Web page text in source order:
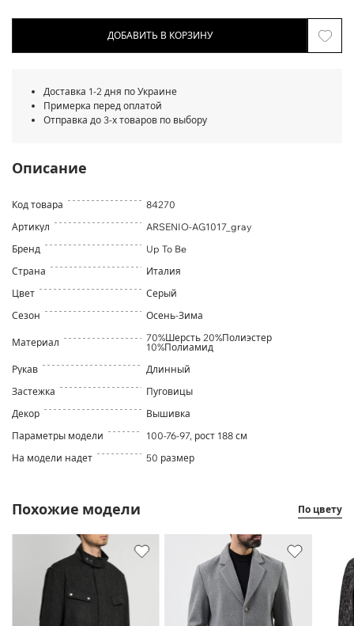
ДОБАВИТЬ В КОРЗИНУ
Доставка 1-2 дня по Украине
Примерка перед оплатой
Отправка до 3-х товаров по выбору
Описание
Код товара
84270
Артикул
ARSENIO-AG1017_gray
Бренд
Up To Be
Страна
Италия
Цвет
Серый
Сезон
Осень-Зима
Материал
70%Шерсть 20%Полиэстер
10%Полиамид
Рукав
Длинный
Застежка
Пуговицы
Декор
Вышивка
Параметры модели
100-76-97, рост 188 см
На модели надет
50 размер
Похожие модели По цвету